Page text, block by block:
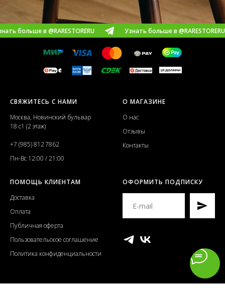
в @RARESTORERU Узнать больше в @RARESTORERU
СВЯЖИТЕСЬ С НАМИ
Москва, Новинский бульвар
18 с1 (2 этаж)
+7 (985) 812 7862
Пн-Вс 12:00 / 21:00
О МАГАЗИНЕ
О нас
Отзывы
Контакты
ПОМОЩЬ КЛИЕНТАМ
Доставка
Оплата
Публичная оферта
Пользовательское соглашение
Политика конфиденциальности
ОФОРМИТЬ ПОДПИСКУ